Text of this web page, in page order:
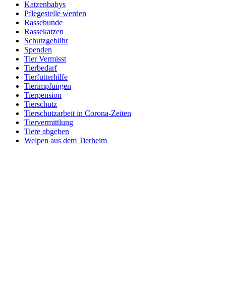
Katzenbabys
Pflegestelle werden
Rassehunde
Rassekatzen
Schutzgebühr
Spenden
Tier Vermisst
Tierbedarf
Tierfutterhilfe
Tierimpfungen
Tierpension
Tierschutz
Tierschutzarbeit in Corona-Zeiten
Tiervermittlung
Tiere abgeben
Welpen aus dem Tierheim